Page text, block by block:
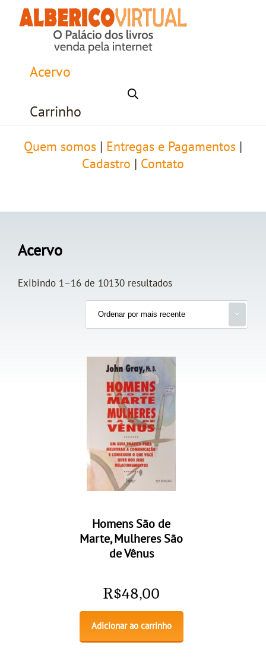
Acervo
Carrinho
Quem somos Entregas e Pagamentos
Cadastro
Contato
Acervo
Exibindo 1–16 de 10130 resultados
Homens São de
Marte, Mulheres São
de Vênus
R$48,00
Adicionar ao carrinho